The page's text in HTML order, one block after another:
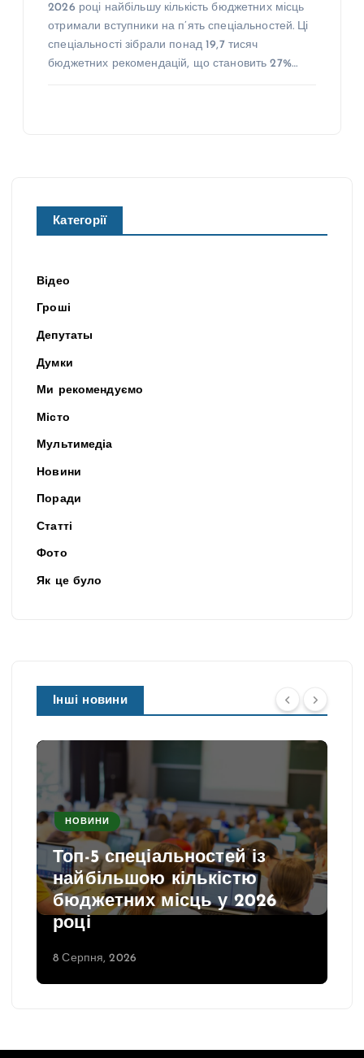
2026 році найбільшу кількість бюджетних місць
отримали вступники на п’ять спеціальностей. Ці
спеціальності зібрали понад 19,7 тисяч
бюджетних рекомендацій, що становить 27%…
Категорії
Відео
Гроші
Депутаты
Думки
Ми рекомендуємо
Місто
Мультимедіа
Новини
Поради
Статті
Фото
Як це було
Інші новини
НОВИНИ
Топ-5 спеціальностей із
найбільшою кількістю
бюджетних місць у 2026
році
8 Серпня, 2026